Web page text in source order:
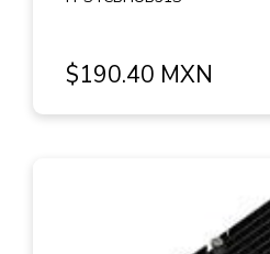
$190.40 MXN